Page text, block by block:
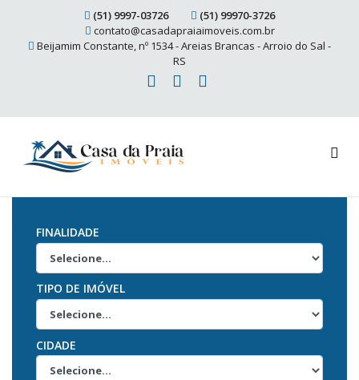
(51) 9997-03726
(51) 99970-3726
contato@casadapraiaimoveis.com.br
Beijamim Constante, nº 1534 - Areias Brancas - Arroio do Sal -
RS
FINALIDADE
TIPO DE IMÓVEL
CIDADE